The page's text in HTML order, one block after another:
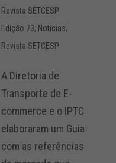
Revista SETCESP
Edição 73, Notícias,
Revista SETCESP
A Diretoria de
Transporte de E-
commerce e o IPTC
elaboraram um Guia
com as referências